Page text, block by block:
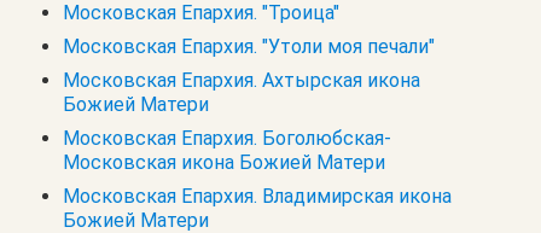
Московская Епархия. "Троица"
Московская Епархия. "Утоли моя печали"
Московская Епархия. Ахтырская икона
Божией Матери
Московская Епархия. Боголюбская-
Московская икона Божией Матери
Московская Епархия. Владимирская икона
Божией Матери